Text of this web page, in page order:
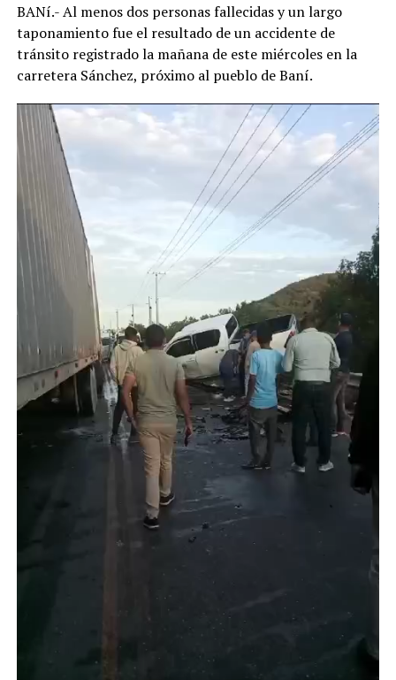
BANí.- Al menos dos personas fallecidas y un largo
taponamiento fue el resultado de un accidente de
tránsito registrado la mañana de este miércoles en la
carretera Sánchez, próximo al pueblo de Baní.